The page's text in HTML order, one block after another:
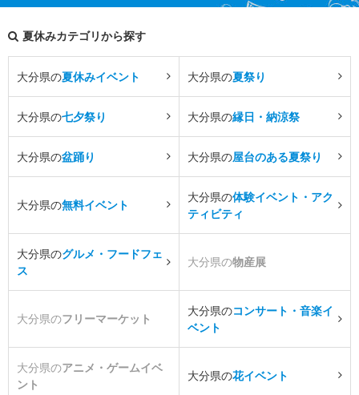
夏休みカテゴリから探す
大分県の夏休みイベント 大分県の夏祭り
大分県の七夕祭り 大分県の縁日・納涼祭
大分県の盆踊り 大分県の屋台のある夏祭り
大分県の無料イベント
大分県の体験イベント・アク
ティビティ
大分県のグルメ・フードフェ
ス
大分県の物産展
大分県のフリーマーケット
大分県のコンサート・音楽イ
ベント
大分県のアニメ・ゲームイベ
ント
大分県の花イベント